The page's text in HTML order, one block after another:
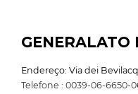
GENERALATO
Endereço: Via dei
Telefone : 0039-06-6650-